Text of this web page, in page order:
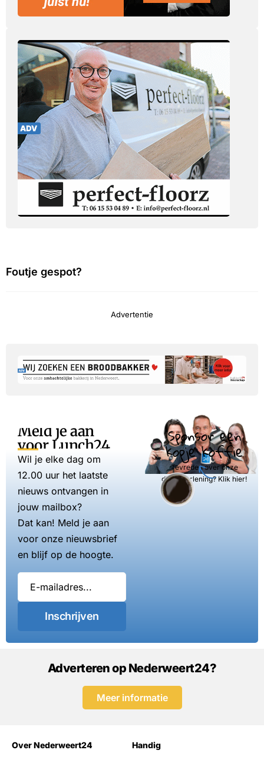
Foutje gespot?
Advertentie
Meld je aan
voor Lunch24
Wil je elke dag om
12.00 uur het laatste
nieuws ontvangen in
jouw mailbox?
Dat kan! Meld je aan
voor onze nieuwsbrief
en blijf op de hoogte.
Inschrijven
Sponsor een
kopje koffie
Tevreden over onze
dienstverlening? Klik hier!
Adverteren op Nederweert24?
Meer informatie
Over Nederweert24 Handig